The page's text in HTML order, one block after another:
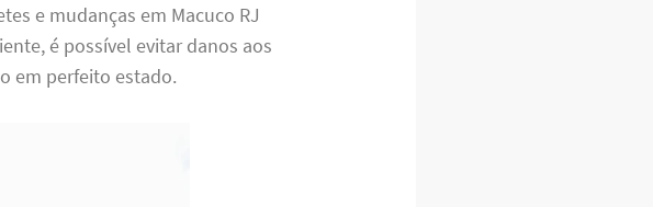
e mudanças em Macuco RJ
é possível evitar danos aos
em perfeito estado.